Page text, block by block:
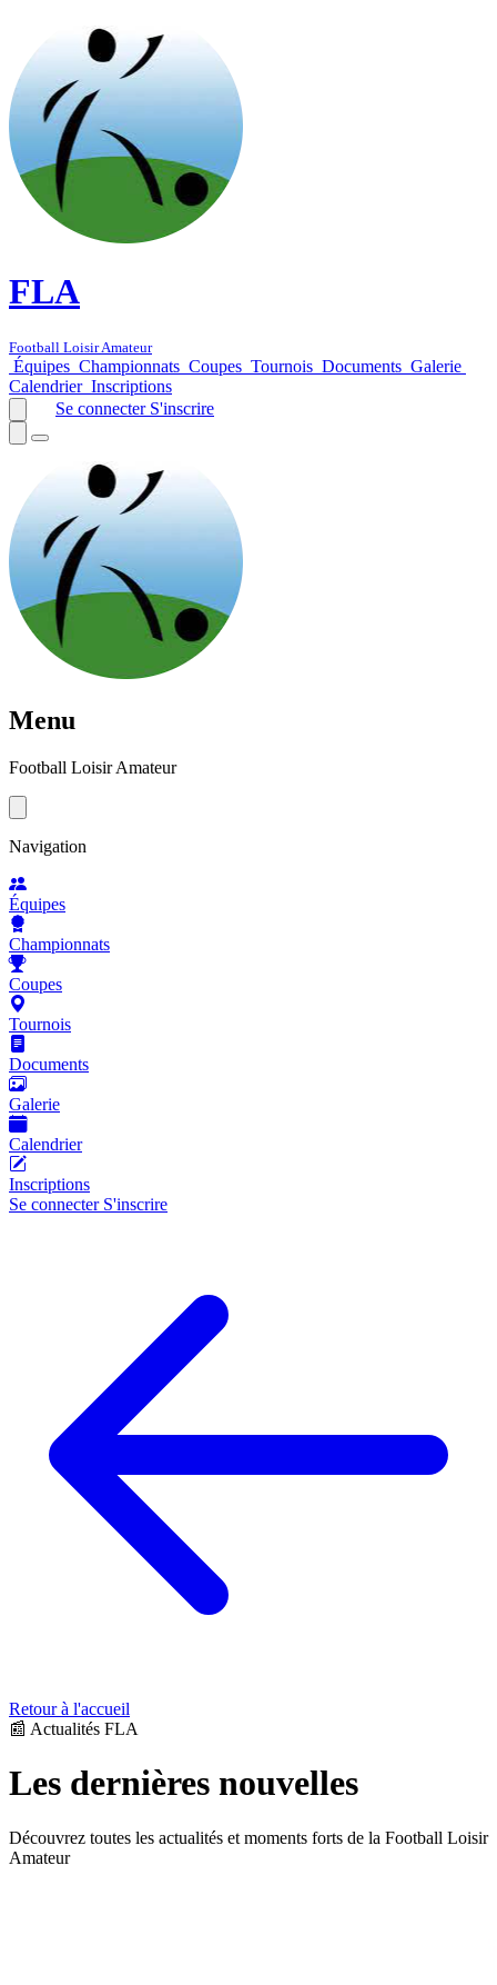
FLA
Football Loisir Amateur
Équipes Championnats Coupes Tournois Documents Galerie
Calendrier Inscriptions
Se connecter S'inscrire
Menu
Football Loisir Amateur
Navigation
Équipes
Championnats
Coupes
Tournois
Documents
Galerie
Calendrier
Inscriptions
Se connecter S'inscrire
Retour à l'accueil
📰 Actualités FLA
Les dernières nouvelles
Découvrez toutes les actualités et moments forts de la Football Loisir
Amateur